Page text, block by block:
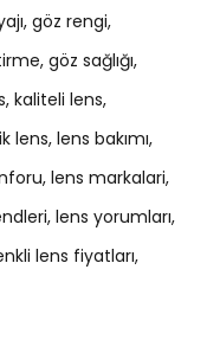
göz rengi
göz sağlığı
kaliteli lens
lens lens bakımı
lens markalari
lens yorumları
lens fiyatları